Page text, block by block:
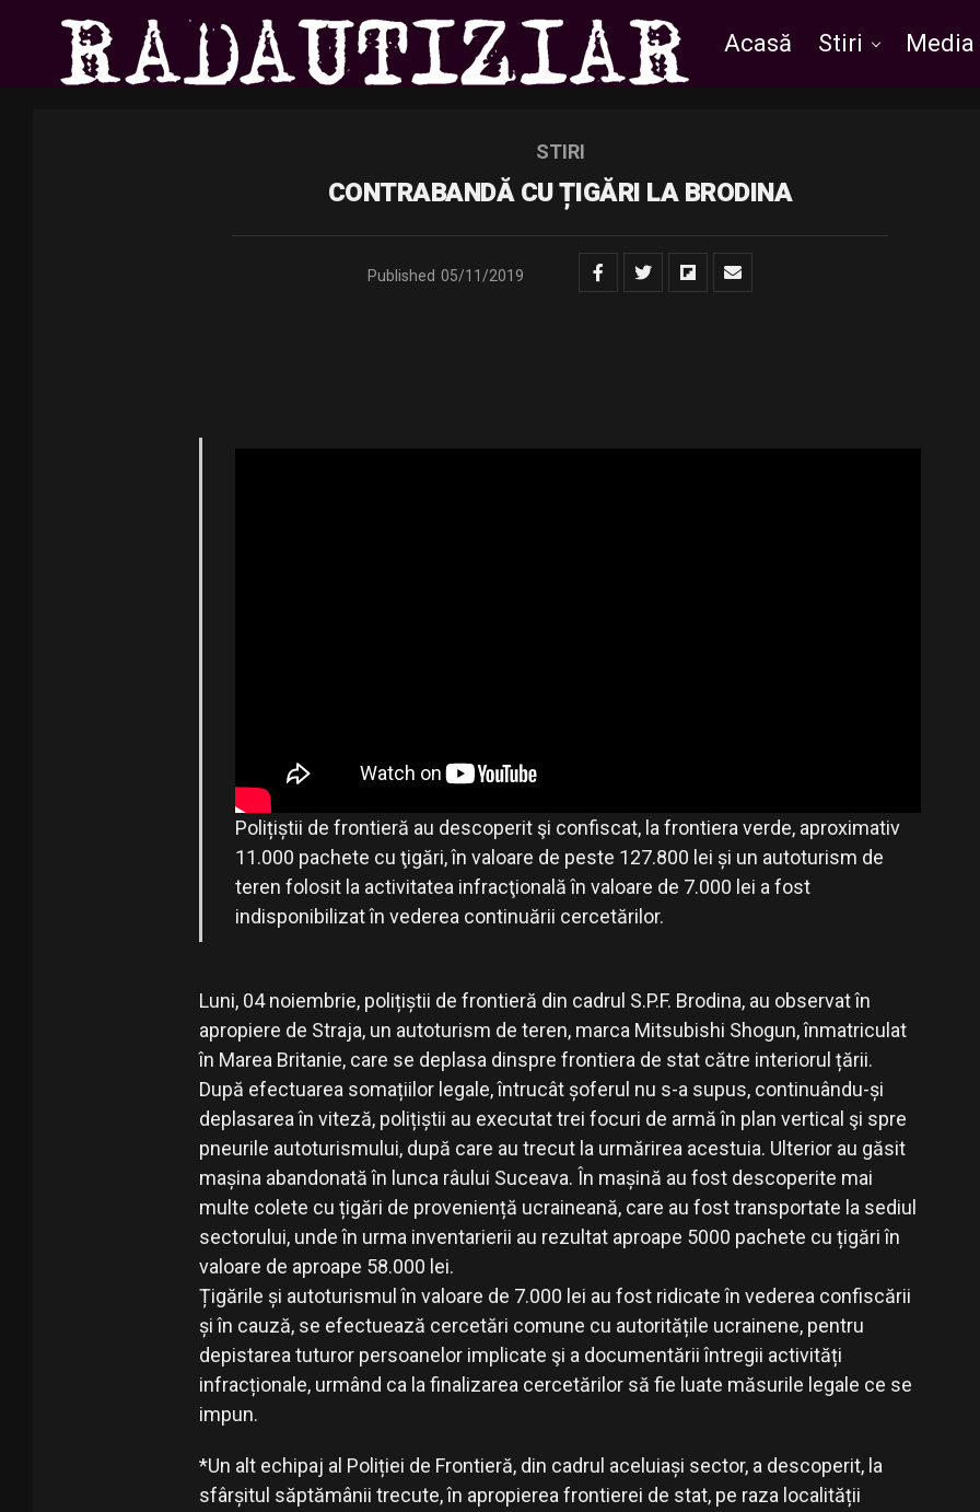
Acasă Stiri Media
STIRI
CONTRABANDĂ CU ȚIGĂRI LA BRODINA
Published 05/11/2019
Polițiștii de frontieră au descoperit şi confiscat, la frontiera verde, aproximativ
11.000 pachete cu ţigări, în valoare de peste 127.800 lei și un autoturism de
teren folosit la activitatea infracţională în valoare de 7.000 lei a fost
indisponibilizat în vederea continuării cercetărilor.
Luni, 04 noiembrie, polițiștii de frontieră din cadrul S.P.F. Brodina, au observat în
apropiere de Straja, un autoturism de teren, marca Mitsubishi Shogun, înmatriculat
în Marea Britanie, care se deplasa dinspre frontiera de stat către interiorul țării.
După efectuarea somațiilor legale, întrucât șoferul nu s-a supus, continuându-și
deplasarea în viteză, polițiștii au executat trei focuri de armă în plan vertical şi spre
pneurile autoturismului, după care au trecut la urmărirea acestuia. Ulterior au găsit
mașina abandonată în lunca râului Suceava. În mașină au fost descoperite mai
multe colete cu țigări de proveniență ucraineană, care au fost transportate la sediul
sectorului, unde în urma inventarierii au rezultat aproape 5000 pachete cu țigări în
valoare de aproape 58.000 lei.
Țigările și autoturismul în valoare de 7.000 lei au fost ridicate în vederea confiscării
și în cauză, se efectuează cercetări comune cu autoritățile ucrainene, pentru
depistarea tuturor persoanelor implicate şi a documentării întregii activități
infracționale, urmând ca la finalizarea cercetărilor să fie luate măsurile legale ce se
impun.
*Un alt echipaj al Poliției de Frontieră, din cadrul aceluiași sector, a descoperit, la
sfârșitul săptămânii trecute, în apropierea frontierei de stat, pe raza localității